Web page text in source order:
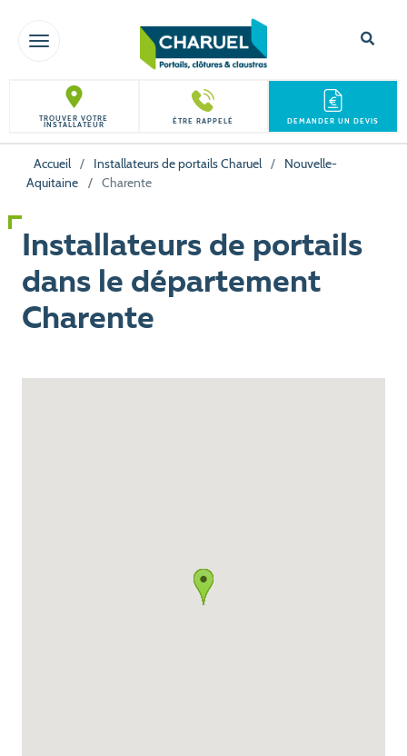
TOGGLE NAVIGATION
TROUVER VOTRE
INSTALLATEUR ÊTRE RAPPELÉ DEMANDER UN DEVIS
Accueil / Installateurs de portails Charuel /
Nouvelle-
Aquitaine
/ Charente
Installateurs de portails
dans le département
Charente